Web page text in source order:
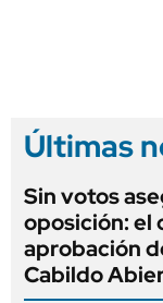
Últimas
Sin votos
oposición: el
aprobación
Cabildo